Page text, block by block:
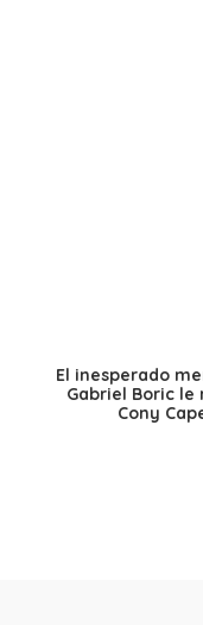
El inesperado
Gabriel Boric le
Cony